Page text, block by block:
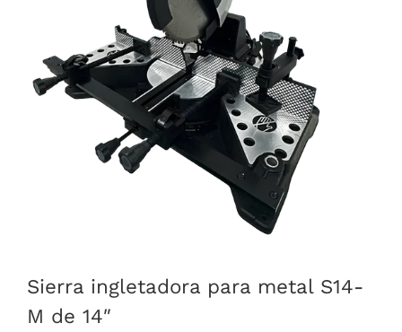
Sierra ingletadora para metal S14-
M de 14″